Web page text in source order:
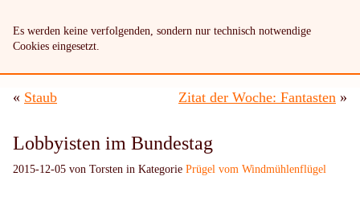
Es werden keine verfolgenden, sondern nur technisch notwendige
Cookies eingesetzt.
« Staub Zitat der Woche: Fantasten »
Lobbyisten im Bundestag
2015-12-05 von Torsten in Kategorie Prügel vom Windmühlenflügel